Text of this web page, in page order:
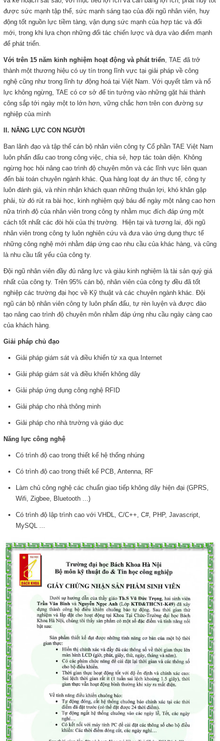
được sức mạnh tập thể, sức mạnh sáng tạo của đội ngũ nhân viên, huy
động tốt nguồn lực tiềm tàng, vận dụng sức mạnh của hợp tác và đổi
mới, trong khi lựa chọn những đối tác chiến lược và dựa vào điểm mạnh
để phát triển.
Với trên 15 năm kinh nghiệm hoạt động và phát triển, TAE đã trở
thành một thương hiệu có uy tín trong lĩnh vực tại giải pháp về công
nghệ cũng như trong lĩnh tự động hoá tại Việt Nam. Với quyết tâm và nổ
lực không ngừng, TAE có cơ sở để tin tưởng vào những gặt hái thành
công sắp tới ngày một to lớn hơn, vững chắc hơn trên con đường sự
nghiệp của mình
II. NĂNG LỰC CON NGƯỜI
Ban lãnh đạo và tập thể cán bộ nhân viên công ty Cổ phần TAE Việt Nam
luôn phấn đấu cao trong công việc, chia sẻ, hợp tác toàn diện. Không
ngừng học hỏi nâng cao trình độ chuyên môn và các lĩnh vực liên quan
đến bài toán chuyên ngành khác. Qua hàng loạt dự án thực tế, công ty
luôn đánh giá, và nhìn nhận khách quan những thuận lợi, khó khăn gặp
phải, từ đó rút ra bài học, kinh nghiệm quý báu để ngày một nâng cao hơn
nữa trình độ của nhân viên trong công ty nhằm mục đích đáp ứng một
cách tốt nhất các đòi hỏi của thị trường. Hiện tại và tương lai, đội ngũ
nhân viên trong công ty luôn nghiên cứu và đưa vào ứng dụng thực tế
những công nghệ mới nhằm đáp ứng cao nhu cầu của khác hàng, và cũng
là nhu cầu tất yếu của công ty.
Đội ngũ nhân viên đầy đủ năng lực và giàu kinh nghiệm là tài sản quý giá
nhất của công ty. Trên 95% cán bộ, nhân viên của công ty đều đã tốt
nghiệp các trường đại học về Kỹ thuật và các chuyên ngành khác. Đội
ngũ cán bộ nhân viên công ty luôn phấn đấu, tự rèn luyện và được đào
tạo nâng cao trình độ chuyên môn nhằm đáp ứng nhu cầu ngày càng cao
của khách hàng.
Giải pháp chủ đạo
Giải pháp giám sát và điều khiển từ xa qua Internet
Giải pháp giám sát và điều khiển không dây
Giải pháp ứng dụng công nghệ RFID
Giải pháp cho nhà thông minh
Giải pháp cho nhà trường và giáo dục
Năng lực công nghệ
Có trình độ cao trong thiết kế hệ thống nhúng
Có trình độ cao trong thiết kế PCB, Antenna, RF
Làm chủ công nghệ các chuẩn giao tiếp không dây hiện đại (GPRS,
Wifi, Zigbee, Bluetooth ...)
Có trình độ lập trình cao với VHDL, C/C++, C#, PHP, Javascript,
MySQL ...